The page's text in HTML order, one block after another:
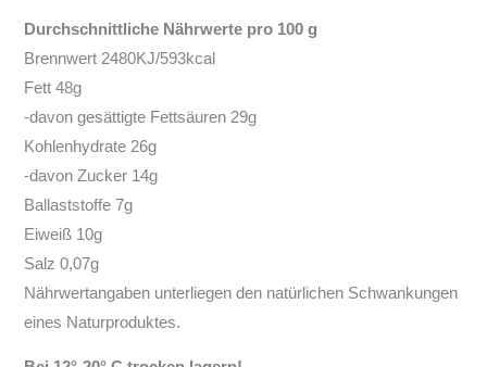
Durchschnittliche Nährwerte pro 100 g
Brennwert 2480KJ/593kcal
Fett 48g
-davon gesättigte Fettsäuren 29g
Kohlenhydrate 26g
-davon Zucker 14g
Ballaststoffe 7g
Eiweiß 10g
Salz 0,07g
Nährwertangaben unterliegen den natürlichen Schwankungen
eines Naturproduktes.